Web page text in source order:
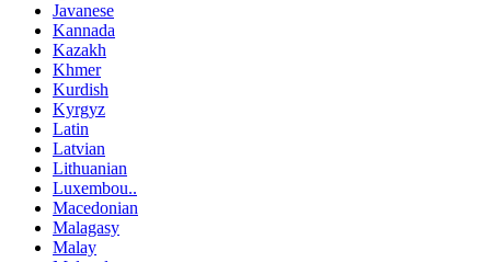
Javanese
Kannada
Kazakh
Khmer
Kurdish
Kyrgyz
Latin
Latvian
Lithuanian
Luxembou..
Macedonian
Malagasy
Malay